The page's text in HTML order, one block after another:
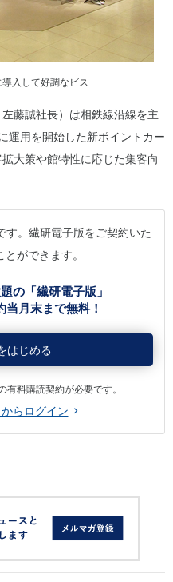
入して好調なビス
藤誠社長）は相鉄線沿線を主
運用を開始した新ポイントカー
大策や館特性に応じた集客向
す。繊研電子版をご契約いた
ができます。
の「繊研電子版」
月末まで無料！
はじめる
料購読契約が必要です。
らログイン